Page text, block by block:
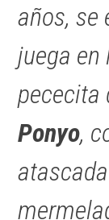
años, se
juega en
pececita
Ponyo,